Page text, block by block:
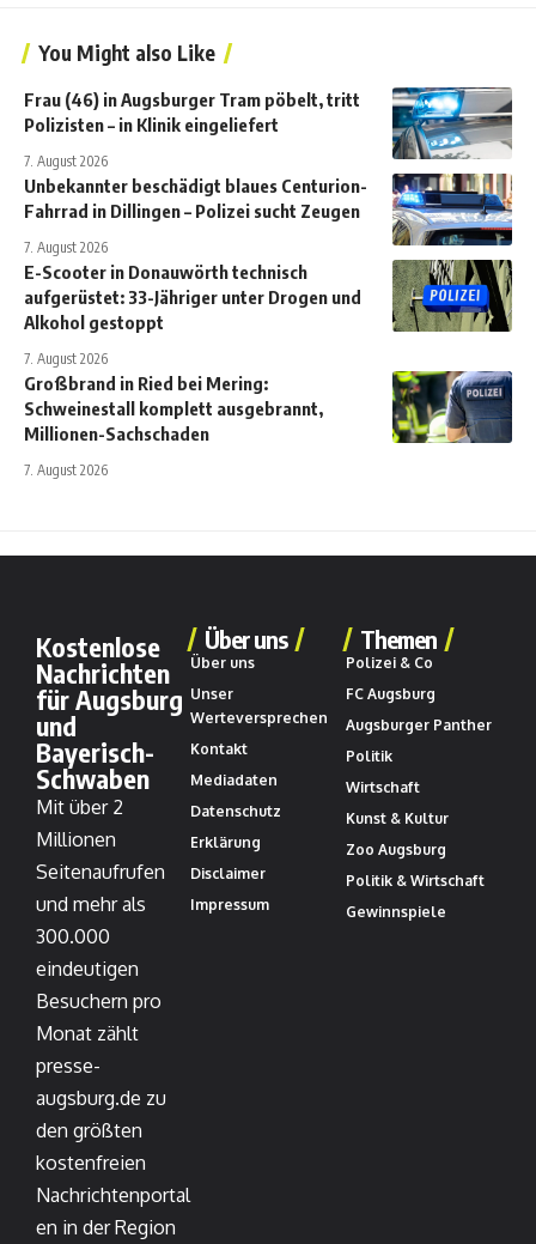
You Might also Like
Frau (46) in Augsburger Tram pöbelt, tritt
Polizisten – in Klinik eingeliefert
7. August 2026
Unbekannter beschädigt blaues Centurion-
Fahrrad in Dillingen – Polizei sucht Zeugen
7. August 2026
E-Scooter in Donauwörth technisch
aufgerüstet: 33-Jähriger unter Drogen und
Alkohol gestoppt
7. August 2026
Großbrand in Ried bei Mering:
Schweinestall komplett ausgebrannt,
Millionen-Sachschaden
7. August 2026
Kostenlose
Nachrichten
für Augsburg
und
Bayerisch-
Schwaben
Mit über 2
Millionen
Seitenaufrufen
und mehr als
300.000
eindeutigen
Besuchern pro
Monat zählt
presse-
augsburg.de zu
den größten
kostenfreien
Nachrichtenportal
en in der Region
Über uns
Über uns
Unser
Werteversprechen
Kontakt
Mediadaten
Datenschutz
Erklärung
Disclaimer
Impressum
Themen
Polizei & Co
FC Augsburg
Augsburger Panther
Politik
Wirtschaft
Kunst & Kultur
Zoo Augsburg
Politik & Wirtschaft
Gewinnspiele